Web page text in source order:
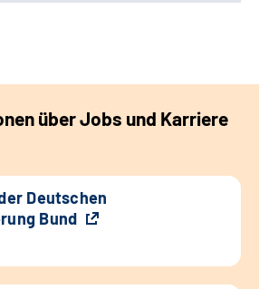
über Jobs und Karriere
Deutschen
Bund